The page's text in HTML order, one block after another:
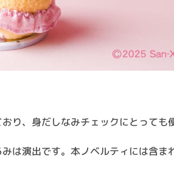
り、身だしなみチェックにとっても
は演出です。本ノベルティには含ま